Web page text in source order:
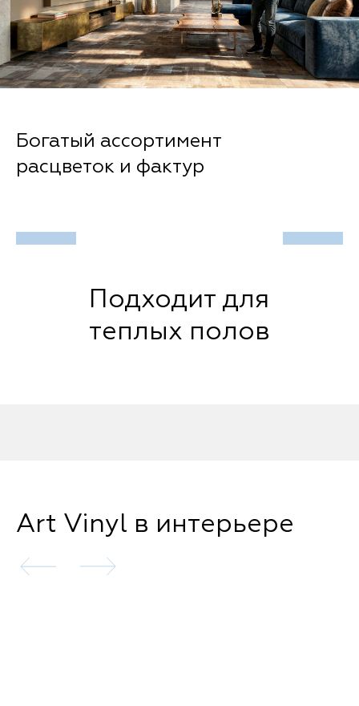
Богатый ассортимент
расцветок и фактур
Подходит для
теплых полов
Art Vinyl в интерьере